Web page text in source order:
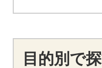
目的別で